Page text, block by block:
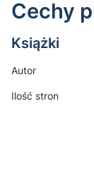
Cechy
Książki
Autor
Ilość stron